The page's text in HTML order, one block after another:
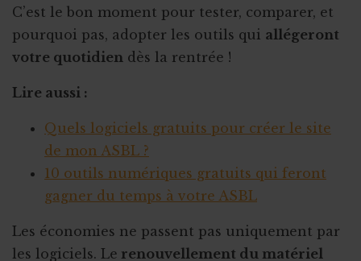
C’est le bon moment pour tester, comparer, et
pourquoi pas, adopter les outils qui allégeront
votre quotidien dès la rentrée !
Lire aussi :
Quels logiciels gratuits pour créer le site
de mon ASBL ?
10 outils numériques gratuits qui feront
gagner du temps à votre ASBL
Les économies ne passent pas uniquement par
les logiciels. Le renouvellement du matériel